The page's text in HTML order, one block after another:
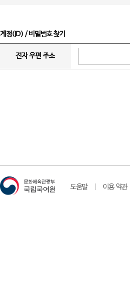
계정(ID) / 비밀번호 찾기
전자 우편 주소
도움말 이용 약관